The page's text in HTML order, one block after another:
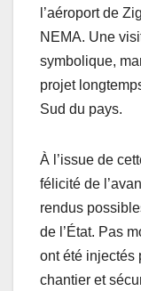
l’aéroport de
NEMA. Une
symbolique,
projet
Sud du pays.
À l’issue de
félicité de
rendus
de l’État. Pas
ont été injectés
chantier et